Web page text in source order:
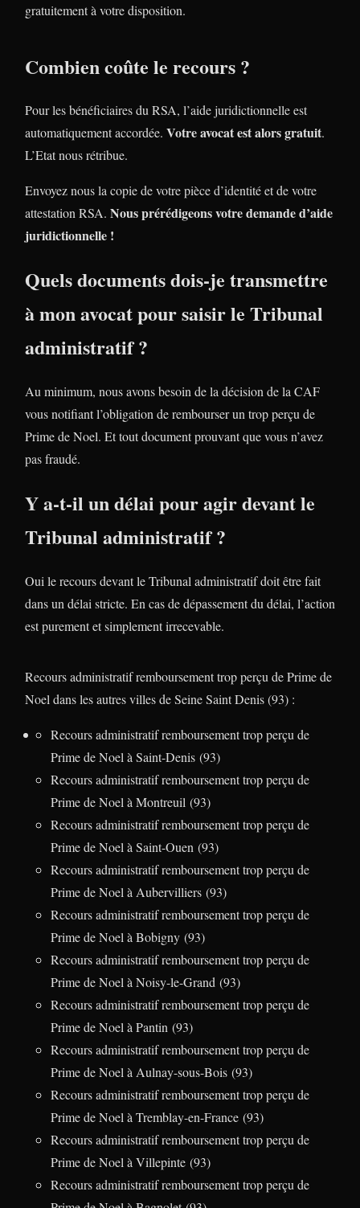
gratuitement à votre disposition.
Combien coûte le recours ?
Pour les bénéficiaires du RSA, l’aide juridictionnelle est
automatiquement accordée. Votre avocat est alors gratuit.
L’Etat nous rétribue.
Envoyez nous la copie de votre pièce d’identité et de votre
attestation RSA. Nous prérédigeons votre demande d’aide
juridictionnelle !
Quels documents dois-je transmettre
à mon avocat pour saisir le Tribunal
administratif ?
Au minimum, nous avons besoin de la décision de la CAF
vous notifiant l’obligation de rembourser un trop perçu de
Prime de Noel. Et tout document prouvant que vous n’avez
pas fraudé.
Y a-t-il un délai pour agir devant le
Tribunal administratif ?
Oui le recours devant le Tribunal administratif doit être fait
dans un délai stricte. En cas de dépassement du délai, l’action
est purement et simplement irrecevable.
Recours administratif remboursement trop perçu de Prime de
Noel dans les autres villes de Seine Saint Denis (93) :
Recours administratif remboursement trop perçu de
Prime de Noel à Saint-Denis (93)
Recours administratif remboursement trop perçu de
Prime de Noel à Montreuil (93)
Recours administratif remboursement trop perçu de
Prime de Noel à Saint-Ouen (93)
Recours administratif remboursement trop perçu de
Prime de Noel à Aubervilliers (93)
Recours administratif remboursement trop perçu de
Prime de Noel à Bobigny (93)
Recours administratif remboursement trop perçu de
Prime de Noel à Noisy-le-Grand (93)
Recours administratif remboursement trop perçu de
Prime de Noel à Pantin (93)
Recours administratif remboursement trop perçu de
Prime de Noel à Aulnay-sous-Bois (93)
Recours administratif remboursement trop perçu de
Prime de Noel à Tremblay-en-France (93)
Recours administratif remboursement trop perçu de
Prime de Noel à Villepinte (93)
Recours administratif remboursement trop perçu de